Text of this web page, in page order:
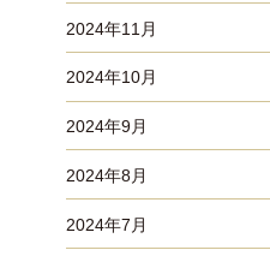
2024年11月
2024年10月
2024年9月
2024年8月
2024年7月